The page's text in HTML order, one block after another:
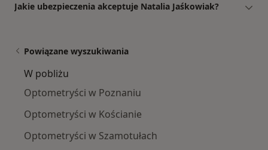
Jakie ubezpieczenia akceptuje Natalia Jaśkowiak?
Powiązane wyszukiwania
W pobliżu
Optometryści w Poznaniu
Optometryści w Kościanie
Optometryści w Szamotułach